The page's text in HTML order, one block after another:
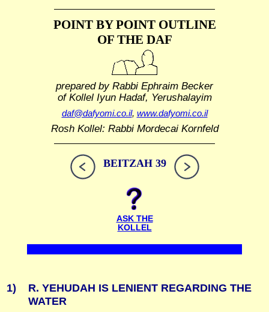
POINT BY POINT OUTLINE
OF THE DAF
prepared by Rabbi Ephraim Becker
of Kollel Iyun Hadaf, Yerushalayim
daf@dafyomi.co.il, www.dafyomi.co.il
Rosh Kollel: Rabbi Mordecai Kornfeld
BEITZAH 39
ASK THE
KOLLEL
1)
R. YEHUDAH IS LENIENT REGARDING THE
WATER